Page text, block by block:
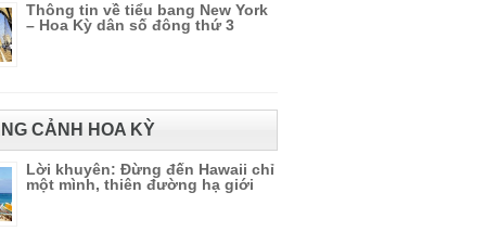
Thông tin về tiểu bang New York
– Hoa Kỳ dân số đông thứ 3
CẢNH HOA KỲ
Lời khuyên: Đừng đến Hawaii chỉ
một mình, thiên đường hạ giới